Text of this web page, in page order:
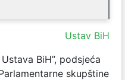
Ustav BiH
BiH”, podsjeća
skupštine